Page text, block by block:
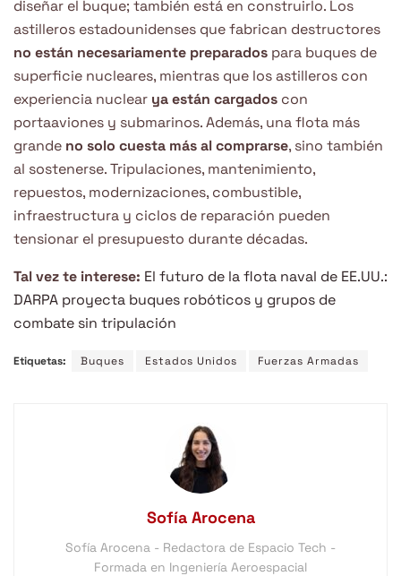
diseñar el buque; también está en construirlo. Los
astilleros estadounidenses que fabrican destructores
no están necesariamente preparados para buques de
superficie nucleares, mientras que los astilleros con
experiencia nuclear ya están cargados con
portaaviones y submarinos. Además, una flota más
grande no solo cuesta más al comprarse, sino también
al sostenerse. Tripulaciones, mantenimiento,
repuestos, modernizaciones, combustible,
infraestructura y ciclos de reparación pueden
tensionar el presupuesto durante décadas.
Tal vez te interese: El futuro de la flota naval de EE.UU.:
DARPA proyecta buques robóticos y grupos de
combate sin tripulación
Etiquetas: Buques Estados Unidos Fuerzas Armadas
Sofía Arocena
Sofía Arocena - Redactora de Espacio Tech -
Formada en Ingeniería Aeroespacial